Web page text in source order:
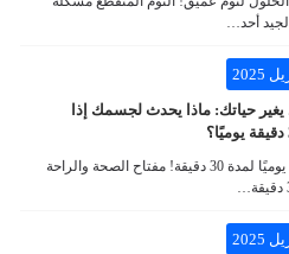
أحد…
حياتك: ماذا يحدث لجسمك إذا
لن تصدق النتائج: فوائد مذهلة للمشي يوميًا لمدة 30 دقيقة! مفتاح الصحة والراحة